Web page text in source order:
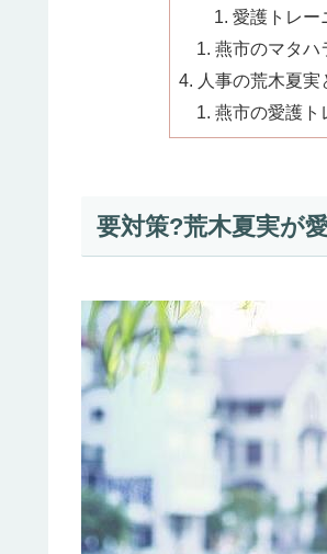
愛護トレー
燕市のマタハ
人事の荒木夏実
燕市の愛護ト
要対策?荒木夏実が